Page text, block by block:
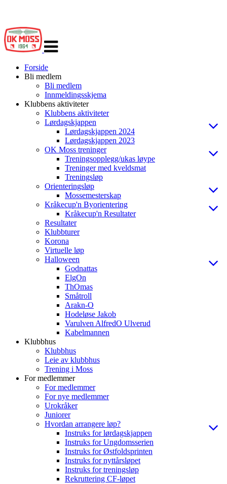
navigasjon
Forside
Bli medlem
Bli medlem
Innmeldingsskjema
Klubbens aktiviteter
Klubbens aktiviteter
Lørdagskjappen
Lørdagskjappen 2024
Lørdagskjappen 2023
OK Moss treninger
Treningsopplegg/ukas løype
Treninger med kveldsmat
Treningsløp
Orienteringsløp
Mossemesterskap
Kråkecup'n Byorientering
Kråkecup'n Resultater
Resultater
Klubbturer
Korona
Virtuelle løp
Halloween
Godnattas
ElgOn
ThOmas
Småtroll
Arakn-O
Hodeløse Jakob
Varulven AlfredO Ulverud
Kabelmannen
Klubbhus
Klubbhus
Leie av klubbhus
Trening i Moss
For medlemmer
For medlemmer
For nye medlemmer
Urokråker
Juniorer
Hvordan arrangere løp?
Instruks for lørdagskjappen
Instruks for Ungdomsserien
Instruks for Østfoldsprinten
Instruks for nyttårsløpet
Instruks for treningsløp
Rekruttering CF-løpet